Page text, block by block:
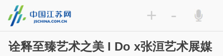
+ -
诠释至臻艺术之美 I Do x张洹艺术展媒